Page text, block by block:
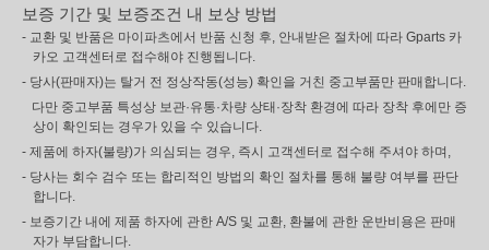
보증 기간 및 보증조건 내 보상 방법
- 교환 및 반품은 마이파츠에서 반품 신청 후, 안내받은 절차에 따라 Gparts 카
카오 고객센터로 접수해야 진행됩니다.
- 당사(판매자)는 탈거 전 정상작동(성능) 확인을 거친 중고부품만 판매합니다.
다만 중고부품 특성상 보관·유통·차량 상태·장착 환경에 따라 장착 후에만 증
상이 확인되는 경우가 있을 수 있습니다.
- 제품에 하자(불량)가 의심되는 경우, 즉시 고객센터로 접수해 주셔야 하며,
- 당사는 회수 검수 또는 합리적인 방법의 확인 절차를 통해 불량 여부를 판단
합니다.
- 보증기간 내에 제품 하자에 관한 A/S 및 교환, 환불에 관한 운반비용은 판매
자가 부담합니다.